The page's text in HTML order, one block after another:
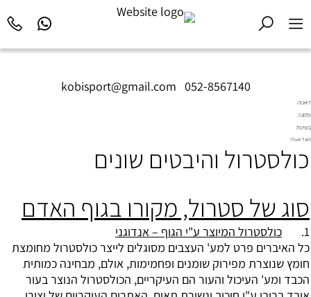
kobisport@gmail.com 052-8567140
דיאטה
ותזונה
בשיטת
Diet2All:
שמאחורי
כולסטרול והיבטים שונים
סוג של סטרול, מקורו בגוף האדם
1.
כולסטרול המיוצר ע"י הגוף – אנדוגני
כל האיברים פרט למע' העצבים מסוגלים לייצרכולסטרול מחומצת
חומץ שנוצרת מפירוק שומנים ופחמימות, אולם, מבחינה כמותית
הכבד ומע' העיכול והעור הם העיקריים, הכולסטרול הנוצר בעור